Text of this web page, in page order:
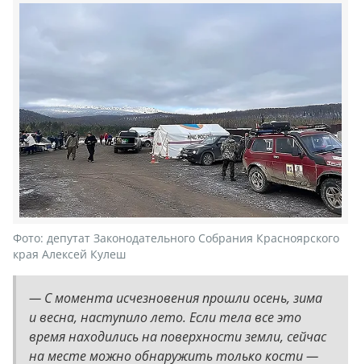
Фото: депутат Законодательного Собрания Красноярского
края Алексей Кулеш
— С момента исчезновения прошли осень, зима
и весна, наступило лето. Если тела все это
время находились на поверхности земли, сейчас
на месте можно обнаружить только кости —